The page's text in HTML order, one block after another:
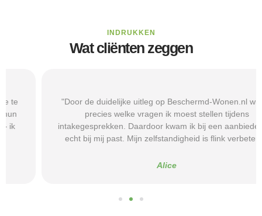
INDRUKKEN
Wat cliënten zeggen
"Door de duidelijke uitleg op Beschermd-Wonen.nl wist ik
precies welke vragen ik moest stellen tijdens
intakegesprekken. Daardoor kwam ik bij een aanbieder die
echt bij mij past. Mijn zelfstandigheid is flink verbeterd."